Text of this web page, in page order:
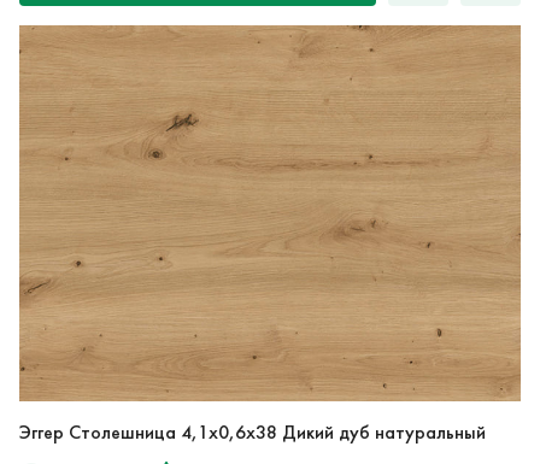
Эггер Столешница 4,1х0,6х38 Дикий дуб натуральный
0 отзывов
0.0